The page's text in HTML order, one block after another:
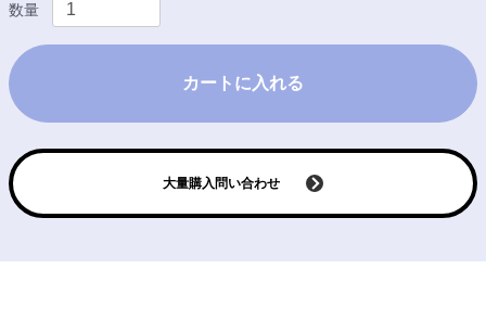
数量
カートに入れる
大量購入問い合わせ